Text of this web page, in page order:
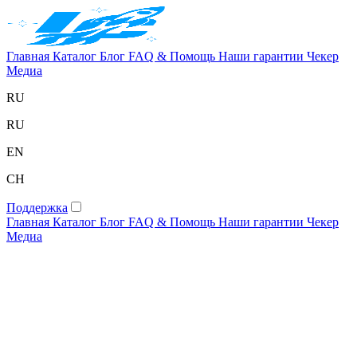
Главная Каталог Блог FAQ & Помощь Наши гарантии Чекер
Медиа
RU
RU
EN
CH
Поддержка
Главная Каталог Блог FAQ & Помощь Наши гарантии Чекер
Медиа